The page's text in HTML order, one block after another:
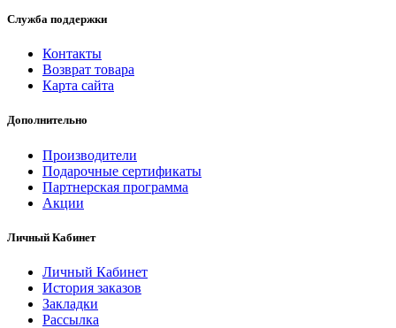
Служба поддержки
Контакты
Возврат товара
Карта сайта
Дополнительно
Производители
Подарочные сертификаты
Партнерская программа
Акции
Личный Кабинет
Личный Кабинет
История заказов
Закладки
Рассылка